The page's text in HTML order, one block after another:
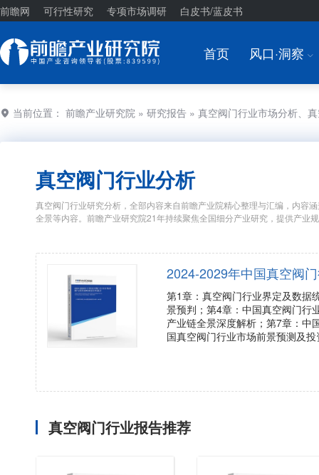
前瞻网 可行性研究 专项市场调研 白皮书/蓝皮书
首页 风口·洞察 I
当前位置： 前瞻产业研究院 » 研究报告 » 真空阀门行业市场分析、
真空阀门行业分析
真空阀门行业研究分析，全部内容来自前瞻产业院精心整理与汇编，内容
全景等内容。前瞻产业研究院21年持续聚焦全国细分产业研究，提供产业
2024-2029年中国真空阀
第1章：真空阀门行业界定及数据
景预判；第4章：中国真空阀门行
产业链全景深度解析；第7章：中
国真空阀门行业市场前景预测及
真空阀门行业报告推荐